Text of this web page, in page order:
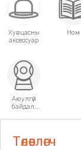
Хувцасны
аксессуар
Ном
Аюулгүй
байдал,
Төлөвлөгч